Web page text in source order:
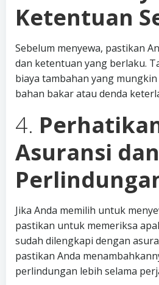
Ketentuan
Sebelum menyewa, pastikan
dan ketentuan yang berlaku.
biaya tambahan yang
bahan bakar atau denda
4.
Asuransi dan
Jika Anda memilih untuk
pastikan untuk memeriksa
sudah dilengkapi dengan
pastikan Anda
perlindungan lebih selama